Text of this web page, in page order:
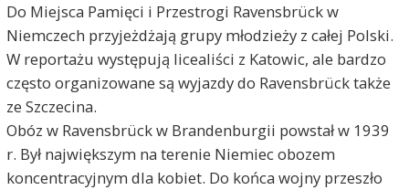
Do Miejsca Pamięci i Przestrogi Ravensbrück w
Niemczech przyjeżdżają grupy młodzieży z całej Polski.
W reportażu występują licealiści z Katowic, ale bardzo
często organizowane są wyjazdy do Ravensbrück także
ze Szczecina.
Obóz w Ravensbrück w Brandenburgii powstał w 1939
r. Był największym na terenie Niemiec obozem
koncentracyjnym dla kobiet. Do końca wojny przeszło